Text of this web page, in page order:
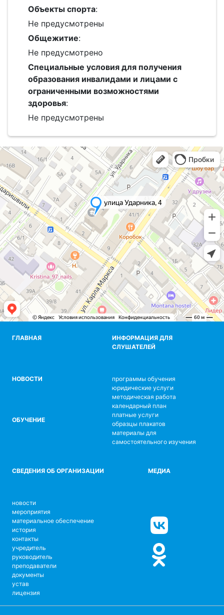
Объекты спорта:
Не предусмотрены
Общежитие:
Не предусмотрено
Специальные условия для получения
образования инвалидами и лицами с
ограниченными возможностями
здоровья:
Не предусмотрены
ГЛАВНАЯ
НОВОСТИ
ОБУЧЕНИЕ
ИНФОРМАЦИЯ ДЛЯ
СЛУШАТЕЛЕЙ
программы обучения
юридические услуги
методическая работа
календарный план
платные услуги
образцы плакатов
материалы для
самостоятельного изучения
СВЕДЕНИЯ ОБ ОРГАНИЗАЦИИ
новости
мероприятия
материальное обеспечение
история
контакты
учредитель
руководитель
преподаватели
документы
устав
лицензия
МЕДИА